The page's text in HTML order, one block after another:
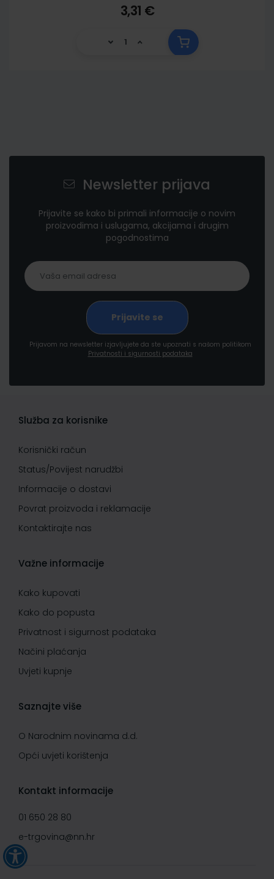
3,31 €
Newsletter prijava
Prijavite se kako bi primali informacije o novim
proizvodima i uslugama, akcijama i drugim
pogodnostima
Prijavom na newsletter izjavljujete da ste upoznati s našom politikom
Privatnosti i sigurnosti podataka
Služba za korisnike
Korisnički račun
Status/Povijest narudžbi
Informacije o dostavi
Povrat proizvoda i reklamacije
Kontaktirajte nas
Važne informacije
Kako kupovati
Kako do popusta
Privatnost i sigurnost podataka
Načini plaćanja
Uvjeti kupnje
Saznajte više
O Narodnim novinama d.d.
Opći uvjeti korištenja
Kontakt informacije
01 650 28 80
e-trgovina@nn.hr